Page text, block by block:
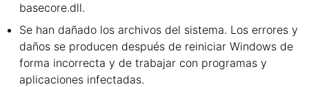
basecore.dll.
Se han dañado los archivos del sistema. Los errores y
daños se producen después de reiniciar Windows de
forma incorrecta y de trabajar con programas y
aplicaciones infectadas.